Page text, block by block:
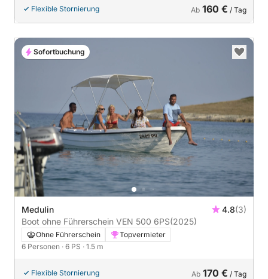
Flexible Stornierung Ab 160 € / Tag
Medulin 4.8(3)
Boot ohne Führerschein VEN 500 6PS(2025)
Ohne Führerschein
Topvermieter
6 Personen · 6 PS · 1.5 m
Flexible Stornierung Ab 170 € / Tag
Sofortbuchung